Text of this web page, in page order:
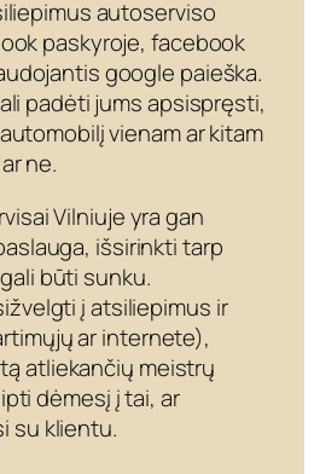
autoserviso
paskyroje, facebook
google paieška.
padėti jums apsispręsti,
vienam ar kitam
ne.
Vilniuje yra gan
išsirinkti tarp
būti sunku.
į atsiliepimus ir
ar internete),
atliekančių meistrų
dėmesį į tai, ar
su klientu.